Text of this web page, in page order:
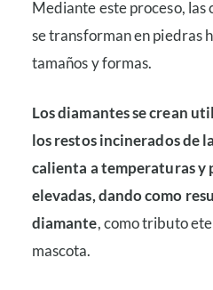
Mediante este proceso, las
se transforman en piedras
tamaños y formas.
Los diamantes se crean
los restos incinerados de
calienta a temperaturas y
elevadas, dando como
diamante, como tributo
mascota.